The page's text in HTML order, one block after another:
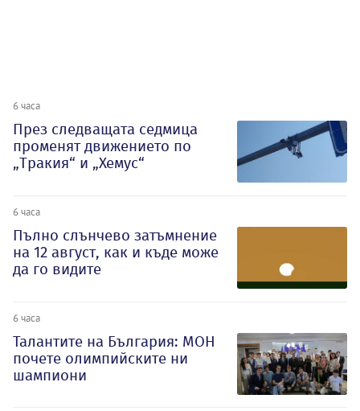
6 часа
През следващата седмица
променят движението по
„Тракия“ и „Хемус“
6 часа
Пълно слънчево затъмнение
на 12 август, как и къде може
да го видите
6 часа
Талантите на България: МОН
почете олимпийските ни
шампиони